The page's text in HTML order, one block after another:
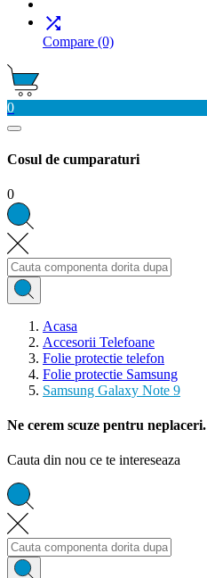

Compare (0)
0
Cosul de cumparaturi
0
Acasa
Accesorii Telefoane
Folie protectie telefon
Folie protectie Samsung
Samsung Galaxy Note 9
Ne cerem scuze pentru neplaceri.
Cauta din nou ce te intereseaza